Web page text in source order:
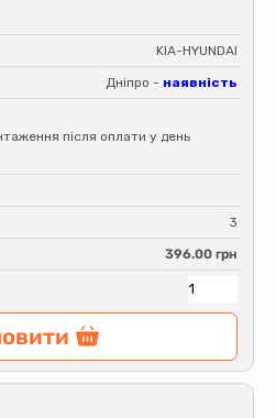
KIA-HYUNDAI
Дніпро - наявність
після оплати у день
3
396.00 грн